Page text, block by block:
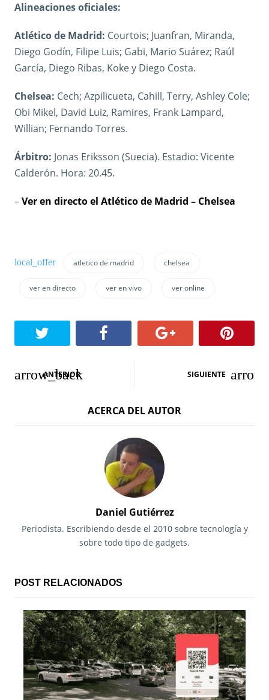
Alineaciones oficiales:
Atlético de Madrid: Courtois; Juanfran, Miranda,
Diego Godín, Filipe Luis; Gabi, Mario Suárez; Raúl
García, Diego Ribas, Koke y Diego Costa.
Chelsea: Cech; Azpilicueta, Cahill, Terry, Ashley Cole;
Obi Mikel, David Luiz, Ramires, Frank Lampard,
Willian; Fernando Torres.
Árbitro: Jonas Eriksson (Suecia). Estadio: Vicente
Calderón. Hora: 20.45.
–Ver en directo el Atlético de Madrid – Chelsea
atletico de madrid chelsea
ver en directo ver en vivo ver online
N
n
e
e
n
ANTERIOR SIGUIENTE
ACERCA DEL AUTOR
Daniel Gutiérrez
Periodista. Escribiendo desde el 2010 sobre tecnología y
sobre todo tipo de gadgets.
POST RELACIONADOS